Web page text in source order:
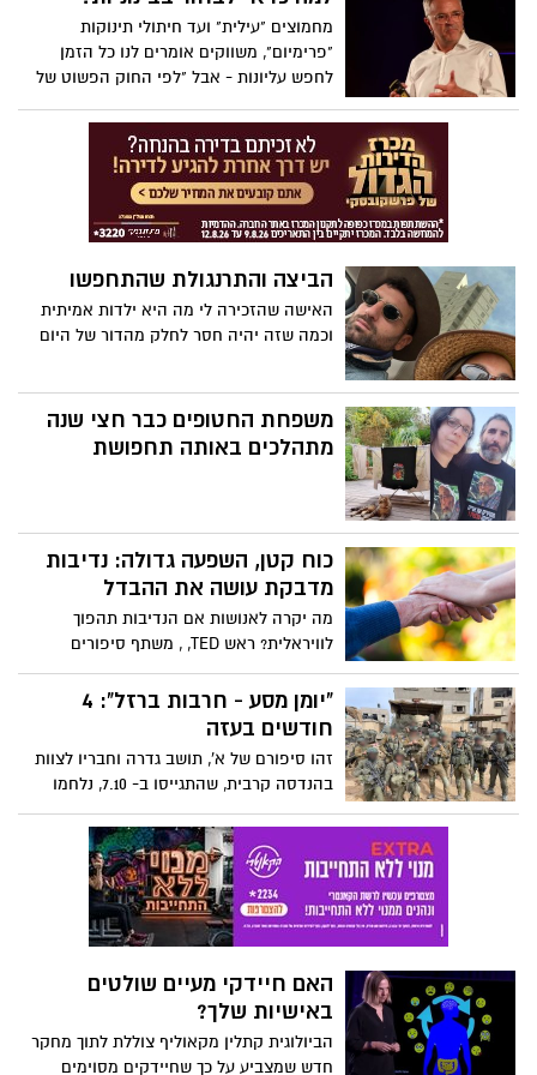
מחמוצים "עילית" ועד חיתולי תינוקות
"פרימיום", משווקים אומרים לנו כל הזמן
לחפש עליונות - אבל "לפי החוק הפשוט של
יותר", אומר סוציו-בלשנית קריספין ת'רו. הוא
מזמין אותנו לאמץ את הבינוניות לשם שינוי,
ומציע דרך אחרת לסיפוק ללא השוואה.
הביצה והתרנגולת שהתחפשו
האישה שהזכירה לי מה היא ילדות אמיתית
וכמה שזה יהיה חסר לחלק מהדור של היום
משפחת החטופים כבר חצי שנה
מתהלכים באותה תחפושת
כוח קטן, השפעה גדולה: נדיבות
מדבקת עושה את ההבדל
מה יקרה לאנושות אם הנדיבות תהפוך
לוויראלית? ראש TED, , משתף סיפורים
טרנספורמטיביים מרחבי העולם, מתאר מדוע
הגיע הזמן שהאינטרנט יבין את כוחו להטעין
מעשי חסד קטנים, לשנות חיים בקנה מידה
נדיב - עם או בלי לתת כסף - וקבלו השראה
עם כלים להגברת ההשפעה שלכם. "תהיו
אמיצים. תנו מה שאתם יכולים, ואז תהיו
מופתעים לחלוטין ממה שקורה אחר כך",
אומר אנדרסון.
"יומן מסע - חרבות ברזל": 4
חודשים בעזה
זהו סיפורם של א', תושב גדרה וחבריו לצוות
בהנדסה קרבית, שהתגייסו ב- 7.10, נלחמו
במשך 4 חודשים ברצועת עזה, מתוכם
חודשיים בח'אן יונס והשתחררו בימים אלו.
בלוג אישי שמתאר מציאות יומיומית מורכבת,
אירועים מטלטלים וחברים שלא יחזרו. שמות
הלוחמים שונו. חלק קטן מהאירועים מובא
לפניכם על קצה המזלג. צפו בתמונות שצולמו
האם חיידקי מעיים שולטים
באישיות שלך?
הביולוגית קתלין מקאוליף צוללת לתוך מחקר
חדש שמצביע על כך שחיידקים מסוימים